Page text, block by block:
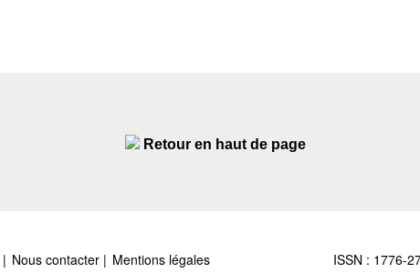
Retour en haut de page
Nous contacter Mentions légales ISSN : 1776-